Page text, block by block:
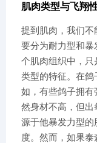
肌肉类型与飞翔
提到肌肉，我们
要分为耐力型和
个肌肉组织中，
类型的特征。在
如，有些鸽子拥有
然身材不高，但
源于他暴发力型
度。然而，如果